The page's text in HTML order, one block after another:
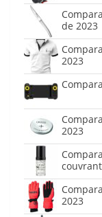
de 2023
2023
2023
2023